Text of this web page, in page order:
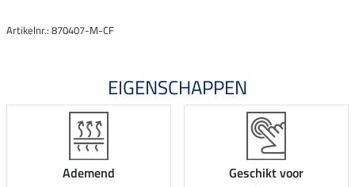
Artikelnr.: 870407-M-CF
EIGENSCHAPPEN
Ademend
Geschikt voor